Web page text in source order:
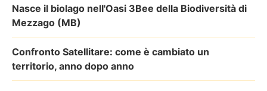
Nasce il biolago nell'Oasi 3Bee della Biodiversità di
Mezzago (MB)
Confronto Satellitare: come è cambiato un
territorio, anno dopo anno